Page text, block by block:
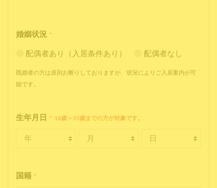
婚姻状況 *
配偶者あり（入居条件あり） 配偶者なし
既婚者の方は原則お断りしておりますが、状況によりご入居案内が可
能です。
生年月日 * 18歳～35歳までの方が対象です。
国籍 *